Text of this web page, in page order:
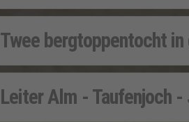
Twee bergtoppentocht in
Leiter Alm - Taufenjoch